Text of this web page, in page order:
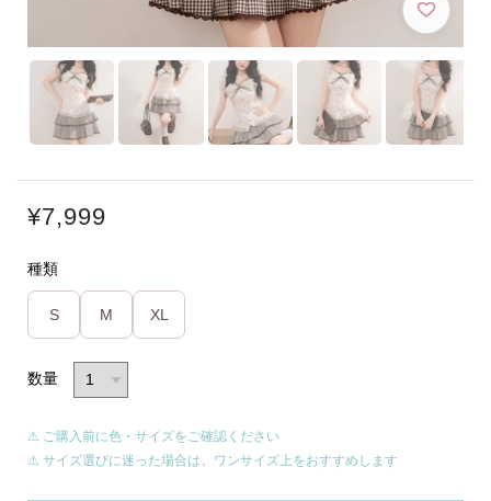
¥7,999
種類
S M XL
数量
⚠ ご購入前に色・サイズをご確認ください
⚠ サイズ選びに迷った場合は、ワンサイズ上をおすすめします